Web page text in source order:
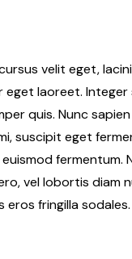
velit eget,
eget laoreet. Integer
quis. Nunc
suscipit eget
fermentum.
vel lobortis diam
fringilla